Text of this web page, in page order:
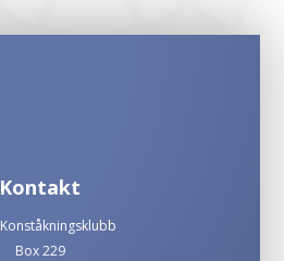
Kontakt
Box 229